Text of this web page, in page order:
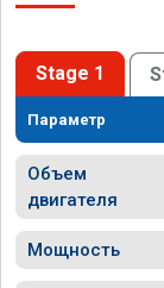
Stage 1
Параметр
Объем
двигателя
Мощность